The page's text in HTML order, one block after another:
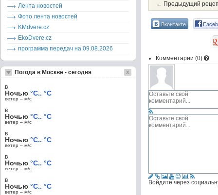
← Предыдущий
Вконтакте
Комментарии (0)
Войдите через
Лента новостей
Фото лента новостей
KMdvere.cz
EkoDvere.cz
программа передач на 09.08.2026
Погода в Москве - сегодня
в
Ночью °C.. °C
ветер – м/c
в
Ночью °C.. °C
ветер – м/c
в
Ночью °C.. °C
ветер – м/c
в
Ночью °C.. °C
ветер – м/c
в
Ночью °C.. °C
ветер – м/c